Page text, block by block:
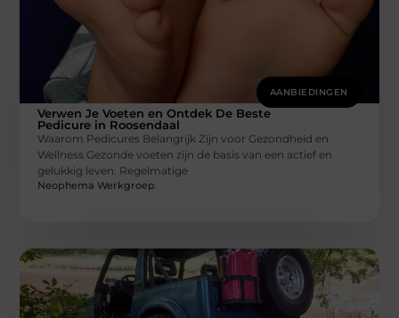
AANBIEDINGEN
Verwen Je Voeten en Ontdek De Beste
Pedicure in Roosendaal
Waarom Pedicures Belangrijk Zijn voor Gezondheid en
Wellness Gezonde voeten zijn de basis van een actief en
gelukkig leven. Regelmatige
Neophema Werkgroep